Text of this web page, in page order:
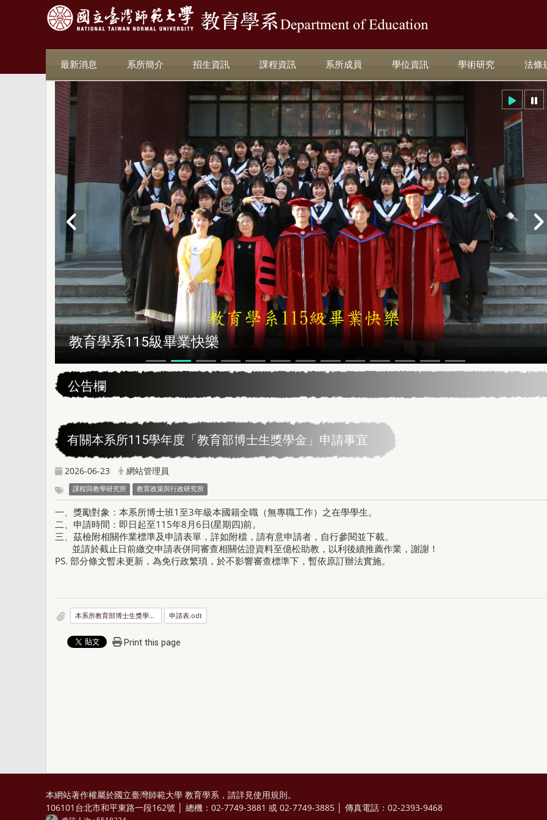
最新消息 系所簡介 招生資訊 課程資訊 系所成員 學位資訊 學術研究 法條
教育學系115級畢業快樂
公告欄
有關本系所115學年度「教育部博士生獎學金」申請事宜
2026-06-23 網站管理員
課程與教學研究所 教育政策與行政研究所
一、獎勵對象：本系所博士班1至3年級本國籍全職（無專職工作）之在學學生。
二、申請時間：即日起至115年8月6日(星期四)前。
三、茲檢附相關作業標準及申請表單，詳如附檔，請有意申請者，自行參閱並下載。
並請於截止日前繳交申請表併同審查相關佐證資料至億松助教，以利後續推薦作業，謝謝！
PS. 部分條文暫未更新，為免行政繁瑣，於不影響審查標準下，暫依原訂辦法實施。
本系所教育部博士生獎學金作業標準_草案_.pdf 申請表.odt
Print this page
本網站著作權屬於國立臺灣師範大學 教育學系，請詳見使用規則。
106101台北市和平東路一段162號 │ 總機：02-7749-3881 或 02-7749-3885 │ 傳真電話：02-2393-9468